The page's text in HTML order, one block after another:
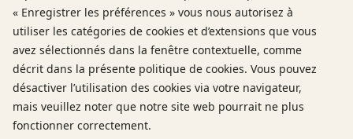
« Enregistrer les préférences » vous nous autorisez à
utiliser les catégories de cookies et d’extensions que vous
avez sélectionnés dans la fenêtre contextuelle, comme
décrit dans la présente politique de cookies. Vous pouvez
désactiver l’utilisation des cookies via votre navigateur,
mais veuillez noter que notre site web pourrait ne plus
fonctionner correctement.